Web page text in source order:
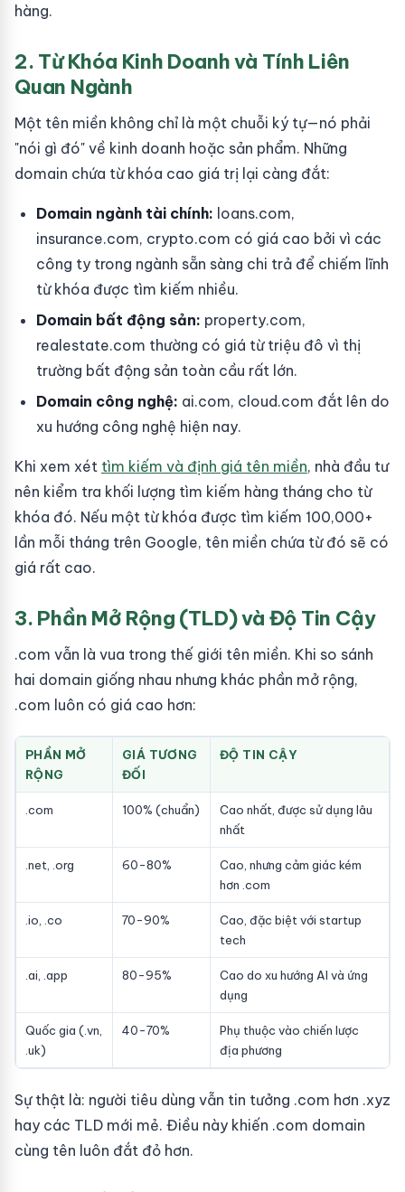
hàng.
2. Từ Khóa Kinh Doanh và Tính Liên
Quan Ngành
Một tên miền không chỉ là một chuỗi ký tự—nó phải
"nói gì đó" về kinh doanh hoặc sản phẩm. Những
domain chứa từ khóa cao giá trị lại càng đắt:
Domain ngành tài chính: loans.com,
insurance.com, crypto.com có giá cao bởi vì các
công ty trong ngành sẵn sàng chi trả để chiếm lĩnh
từ khóa được tìm kiếm nhiều.
Domain bất động sản: property.com,
realestate.com thường có giá từ triệu đô vì thị
trường bất động sản toàn cầu rất lớn.
Domain công nghệ: ai.com, cloud.com đắt lên do
xu hướng công nghệ hiện nay.
Khi xem xét tìm kiếm và định giá tên miền, nhà đầu tư
nên kiểm tra khối lượng tìm kiếm hàng tháng cho từ
khóa đó. Nếu một từ khóa được tìm kiếm 100,000+
lần mỗi tháng trên Google, tên miền chứa từ đó sẽ có
giá rất cao.
3. Phần Mở Rộng (TLD) và Độ Tin Cậy
.com vẫn là vua trong thế giới tên miền. Khi so sánh
hai domain giống nhau nhưng khác phần mở rộng,
.com luôn có giá cao hơn:
PHẦN MỞ
RỘNG
GIÁ TƯƠNG
ĐỐI
ĐỘ TIN CẬY
.com 100% (chuẩn)
Cao nhất, được sử dụng lâu
nhất
.net, .org 60-80%
Cao, nhưng cảm giác kém
hơn .com
.io, .co 70-90%
Cao, đặc biệt với startup
tech
.ai, .app 80-95%
Cao do xu hướng AI và ứng
dụng
Quốc gia (.vn,
.uk)
40-70%
Phụ thuộc vào chiến lược
địa phương
Sự thật là: người tiêu dùng vẫn tin tưởng .com hơn .xyz
hay các TLD mới mẻ. Điều này khiến .com domain
cùng tên luôn đắt đỏ hơn.